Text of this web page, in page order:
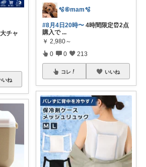
チャ
いね
🫧⑥mam🫧
#8月4日20時〜 4時間限定⏰2点
購入で ...
￥ 2,980～
0 0 213
コレ いいね